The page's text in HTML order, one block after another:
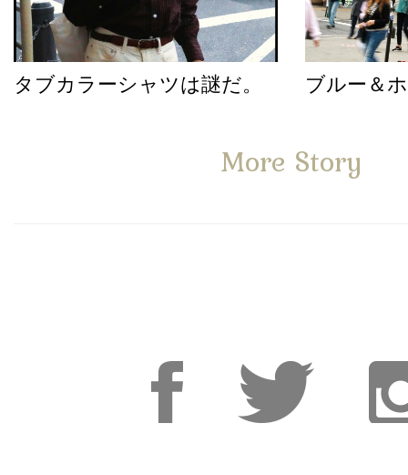
タブカラーシャツは謎だ。 ブルー＆
More Story